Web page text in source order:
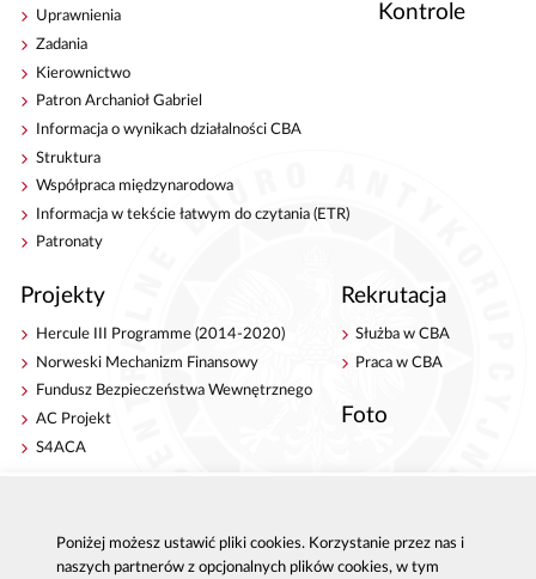
Uprawnienia
Zadania
Kierownictwo
Patron Archanioł Gabriel
Informacja o wynikach działalności CBA
Struktura
Współpraca międzynarodowa
Informacja w tekście łatwym do czytania (ETR)
Patronaty
Kontrole
Projekty
Hercule III Programme (2014-2020)
Norweski Mechanizm Finansowy
Fundusz Bezpieczeństwa Wewnętrznego
AC Projekt
S4ACA
Rekrutacja
Służba w CBA
Praca w CBA
Foto
Publikacje
Strategie antykorupcyjne
Centrala CBA w Warszawie
Delegatury CBA
Poniżej możesz ustawić pliki cookies. Korzystanie przez nas i
naszych partnerów z opcjonalnych plików cookies, w tym